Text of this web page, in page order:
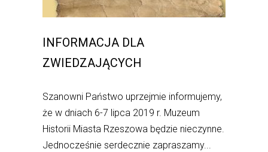
INFORMACJA DLA
ZWIEDZAJĄCYCH
Szanowni Państwo uprzejmie informujemy,
że w dniach 6-7 lipca 2019 r. Muzeum
Historii Miasta Rzeszowa będzie nieczynne.
Jednocześnie serdecznie zapraszamy...